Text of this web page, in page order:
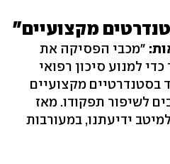
מקצועיים"
"מכבי הפסיקה את
למנוע סיכון רפואי
מקצועיים
לשיפור תפקודו. מאז
ידיעתנו, במעורבות